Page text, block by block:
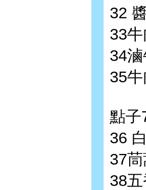
32
33
34
35
點子
36
37
38